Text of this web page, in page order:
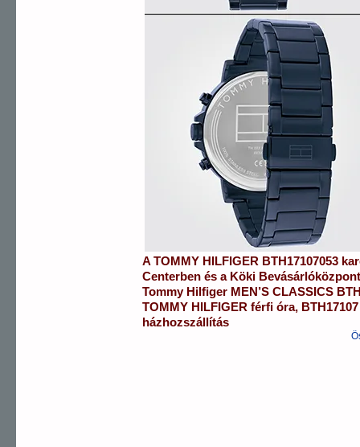
ATOMMY HILFIGER BTH17107053
Centerben és a Köki
Tommy Hilfiger MEN’S CLASSICS
TOMMY HILFIGER férfi óra, BTH17107
házhozszállítás